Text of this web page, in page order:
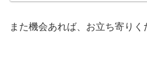
また機会あれば、お立ち寄りく